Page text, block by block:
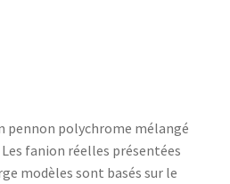
pennon polychrome mélangé
fanion réelles présentées
modèles sont basés sur le